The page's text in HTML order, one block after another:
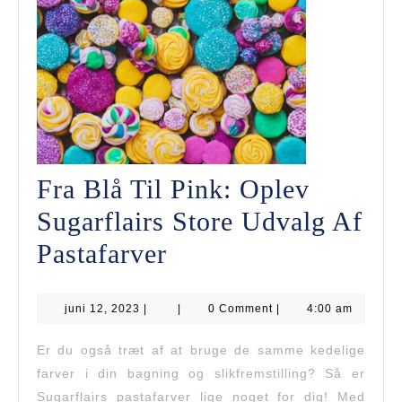
Fra Blå Til Pink: Oplev
Sugarflairs Store Udvalg Af
Pastafarver
Til
Pink:
Oplev
juni 12, 2023 juni
0 Comment 4:00 am
Er du også træt af at bruge de samme kedelige
farver i din bagning og slikfremstilling? Så er
Sugarflairs pastafarver lige noget for dig! Med